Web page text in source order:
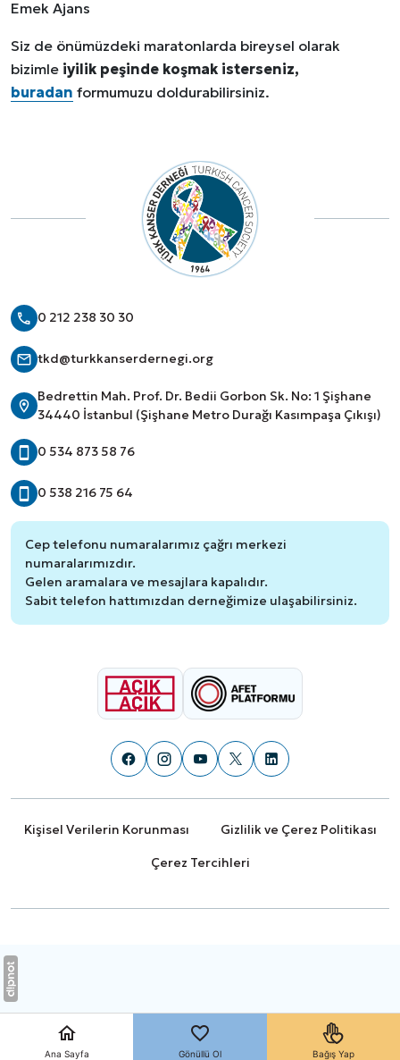
Emek Ajans
Siz de önümüzdeki maratonlarda bireysel olarak
bizimle iyilik peşinde koşmak isterseniz,
buradan formumuzu doldurabilirsiniz.
0 212 238 30 30
tkd@turkkanserdernegi.org
Bedrettin Mah. Prof. Dr. Bedii Gorbon Sk. No: 1 Şişhane
34440 İstanbul (Şişhane Metro Durağı Kasımpaşa Çıkışı)
0 534 873 58 76
0 538 216 75 64
Cep telefonu numaralarımız çağrı merkezi
numaralarımızdır.
Gelen aramalara ve mesajlara kapalıdır.
Sabit telefon hattımızdan derneğimize ulaşabilirsiniz.
Kişisel Verilerin Korunması Gizlilik ve Çerez Politikası
Çerez Tercihleri
Ana Sayfa Gönüllü Ol Bağış Yap